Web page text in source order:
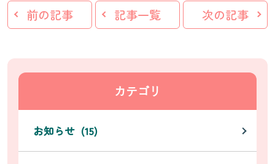
前の記事 記事一覧 次の記事
カテゴリ
お知らせ (15)